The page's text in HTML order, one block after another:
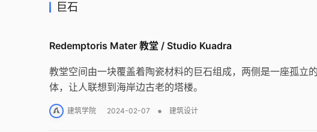
巨石
Redemptoris Mater 教堂 / Studio Kuadra
教堂空间由一块覆盖着陶瓷材料的巨石组成，两侧是一座孤立
体，让人联想到海岸边古老的塔楼。
建筑学院 2024-02-07 • 建筑设计